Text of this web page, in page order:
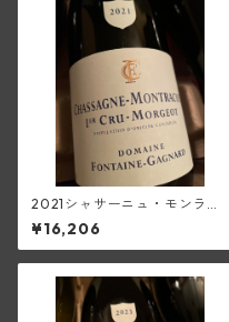
2021シャサーニュ・モンラッ
シェ1級モルジュ・ルージュ(フ
ォンテーヌ・ガニャール)
¥16,206